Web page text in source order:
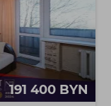
191 400 BYN